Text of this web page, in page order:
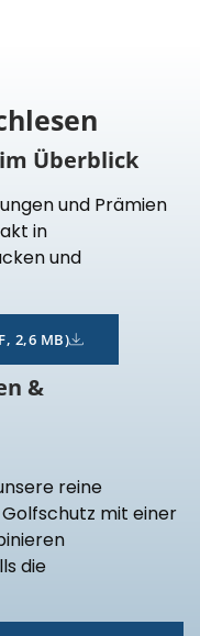
Überblick
und Prämien
in
und
2,6 MB)
&
reine
mit einer
die